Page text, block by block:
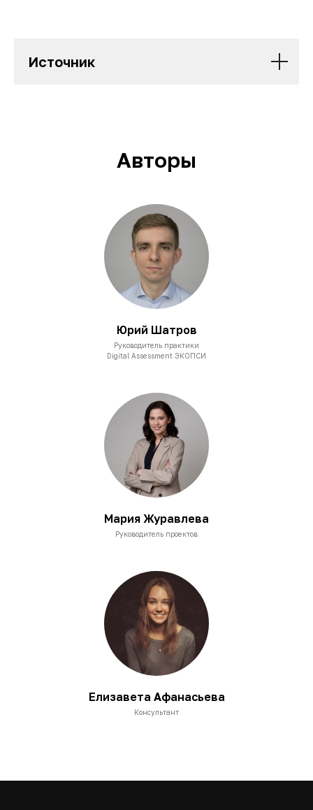
Источник
Авторы
Юрий Шатров
Руководитель практики
Digital Assessment ЭКОПСИ
Мария Журавлева
Руководитель проектов
Елизавета Афанасьева
Консультант